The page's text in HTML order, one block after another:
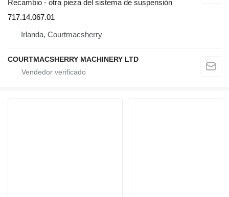
Recambio - otra pieza del sistema de suspensión
717.14.067.01
Irlanda, Courtmacsherry
COURTMACSHERRY MACHINERY LTD